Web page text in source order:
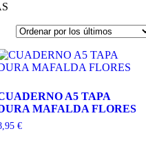
A5 TAPA
MAFALDA FLORES
€